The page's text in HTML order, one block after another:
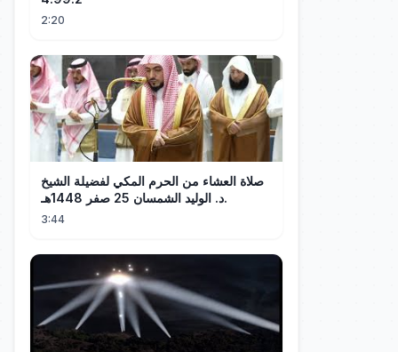
2:20
صلاة العشاء من الحرم المكي لفضيلة الشيخ
د. الوليد الشمسان 25 صفر 1448هـ.
3:44